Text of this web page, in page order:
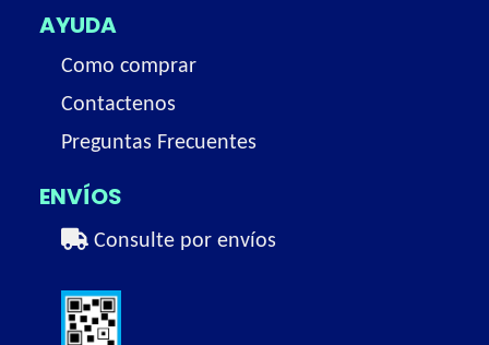
AYUDA
Como comprar
Contactenos
Preguntas Frecuentes
ENVÍOS
Consulte por envíos